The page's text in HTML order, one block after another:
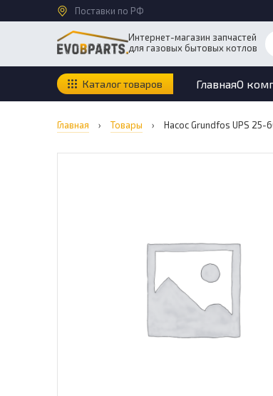
Поставки по РФ
Интернет-магазин запчастей
для газовых бытовых котлов
Каталог товаров ГлавнаяО
Главная › Товары › Насос Grundfos UPS 25-